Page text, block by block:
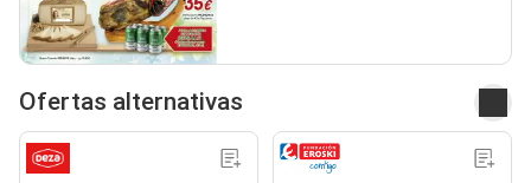
Ofertas alternativas